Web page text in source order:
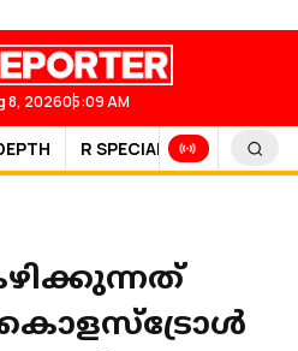
8, 202605:09 AM
R SPECIAL SPORTS
കൊളസ്‌ട്രോൾ